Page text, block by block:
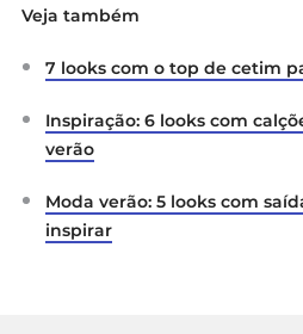
Veja também
7 looks com o top de cetim
Inspiração: 6 looks com
verão
Moda verão: 5 looks com
inspirar